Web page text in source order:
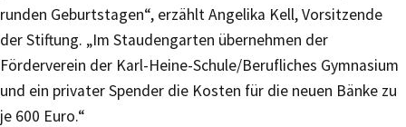
runden Geburtstagen“, erzählt Angelika Kell, Vorsitzende
der Stiftung. „Im Staudengarten übernehmen der
Förderverein der Karl-Heine-Schule/Berufliches Gymnasium
und ein privater Spender die Kosten für die neuen Bänke zu
je 600 Euro.“